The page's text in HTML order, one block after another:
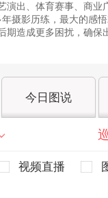
演出、体育赛事、商业
摄影历练，最大的感
期造成更多困扰，确保
今日图说
视频直播